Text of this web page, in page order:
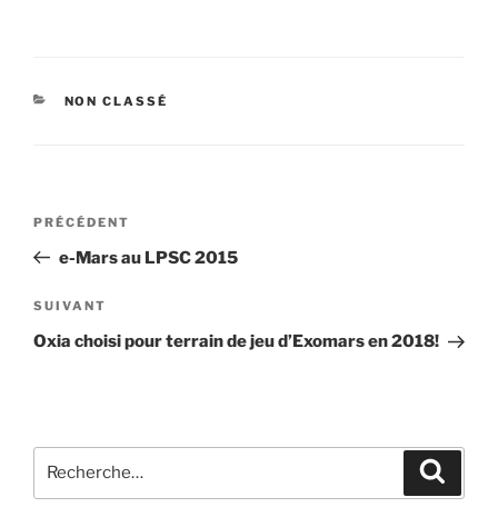
CATÉGORIES
NON CLASSÉ
Navigation
l’article
Article
précédent
PRÉCÉDENT
e-Mars au LPSC 2015
Article
suivant
SUIVANT
Oxia choisi pour terrain de jeu d’Exomars en 2018!
pour